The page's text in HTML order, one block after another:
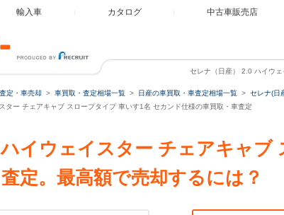
輸入車 カタログ 中古車販売店
セレナ（日産） 2.0 ハイウ
定・車売却 車買取・査定相場一覧 日産の車買取・車査定相場一覧
セレナ(日
ター チェアキャブ スロープタイプ 車いす1名 セカンド仕様の車買取・車査定
イウェイスター チェアキャ
定。最高額で売却するには？